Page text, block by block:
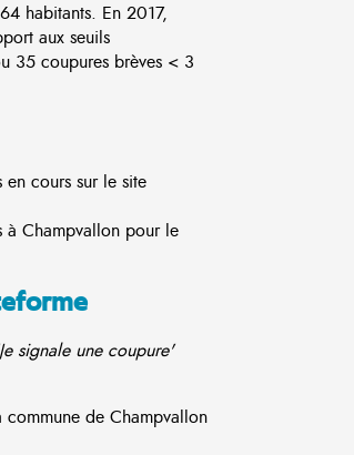
habitants. En 2017,
aux seuils
35 coupures brèves < 3
cours sur le site
à Champvallon pour le
signale une coupure'
de Champvallon